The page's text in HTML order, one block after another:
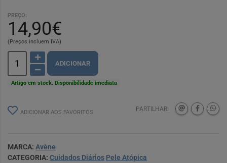
PREÇO:
14,90€
(Preços incluem IVA)
ADICIONAR
Artigo em stock. Disponibilidade imediata
ADICIONAR AOS FAVORITOS PARTILHAR:
MARCA: Avène
CATEGORIA: Cuidados Diários Pele Atópica